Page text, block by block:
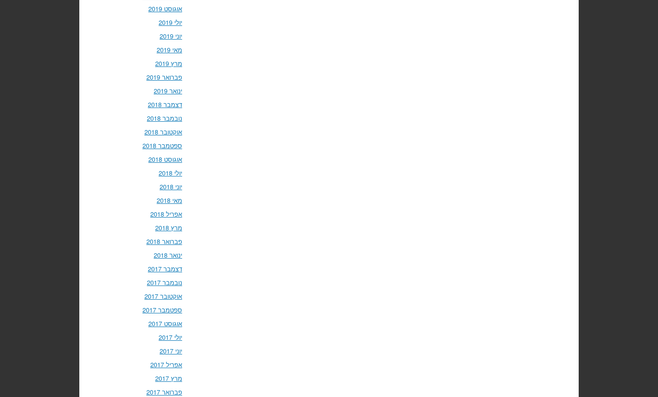
אוגוסט 2019
יולי 2019
יוני 2019
מאי 2019
מרץ 2019
פברואר 2019
ינואר 2019
דצמבר 2018
נובמבר 2018
אוקטובר 2018
ספטמבר 2018
אוגוסט 2018
יולי 2018
יוני 2018
מאי 2018
אפריל 2018
מרץ 2018
פברואר 2018
ינואר 2018
דצמבר 2017
נובמבר 2017
אוקטובר 2017
ספטמבר 2017
אוגוסט 2017
יולי 2017
יוני 2017
אפריל 2017
מרץ 2017
פברואר 2017